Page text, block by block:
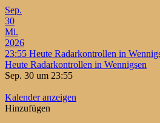
Sep.
30
Mi.
2026
23:55 Heute Radarkontrollen in
Heute Radarkontrollen in Wennigsen
Sep. 30 um 23:55
Kalender anzeigen
Hinzufügen